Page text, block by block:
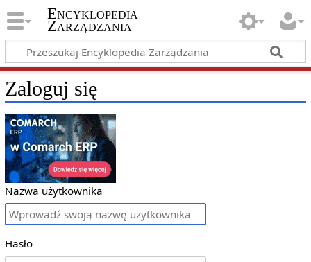
Encyklopedia
Zarządzania
Zaloguj się
Nazwa użytkownika
Hasło